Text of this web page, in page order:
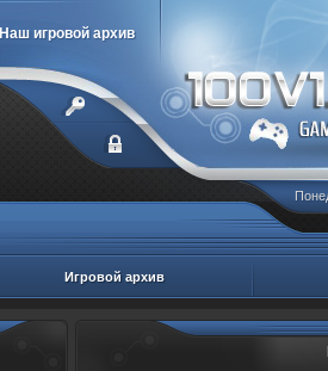
Наш игровой архив
Игровой архив